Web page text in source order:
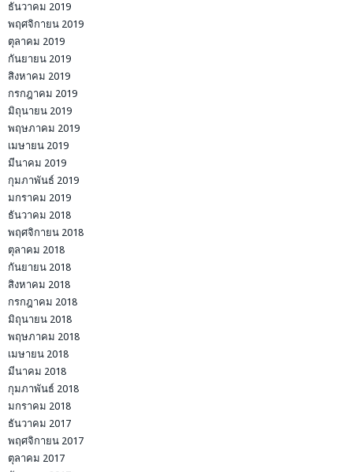
ธันวาคม 2019
พฤศจิกายน 2019
ตุลาคม 2019
กันยายน 2019
สิงหาคม 2019
กรกฎาคม 2019
มิถุนายน 2019
พฤษภาคม 2019
เมษายน 2019
มีนาคม 2019
กุมภาพันธ์ 2019
มกราคม 2019
ธันวาคม 2018
พฤศจิกายน 2018
ตุลาคม 2018
กันยายน 2018
สิงหาคม 2018
กรกฎาคม 2018
มิถุนายน 2018
พฤษภาคม 2018
เมษายน 2018
มีนาคม 2018
กุมภาพันธ์ 2018
มกราคม 2018
ธันวาคม 2017
พฤศจิกายน 2017
ตุลาคม 2017